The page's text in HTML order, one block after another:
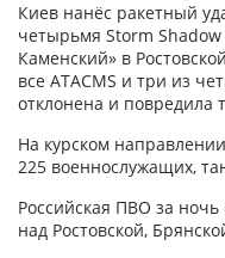
Киев нанёс ракетный
четырьмя Storm
Каменский» в
все ATACMS и три из
отклонена и повредила
На курском
225 военнослужащих,
Российская ПВО за ночь
над Ростовской,